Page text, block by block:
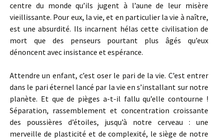
centre du monde qu’ils jugent à l’aune de leur misère
vieillissante. Pour eux, la vie, et en particulier la vie à naître,
est une absurdité. Ils incarnent hélas cette civilisation de
mort que des penseurs pourtant plus âgés qu’eux
dénoncent avec insistance et espérance.
Attendre un enfant, c’est oser le pari de la vie. C’est entrer
dans le pari éternel lancé par la vie en s’installant sur notre
planète. Et que de pièges a-t-il fallu qu’elle contourne !
Séparation, rassemblement et concentration croissante
des poussières d’étoiles, jusqu’à notre cerveau : une
merveille de plasticité et de complexité, le siège de notre